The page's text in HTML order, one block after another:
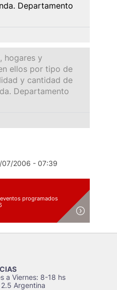
Departamento
hogares y
ellos por tipo de
y cantidad de
Departamento
07/2006 - 07:39
programados
a Viernes: 8-18 hs
Argentina